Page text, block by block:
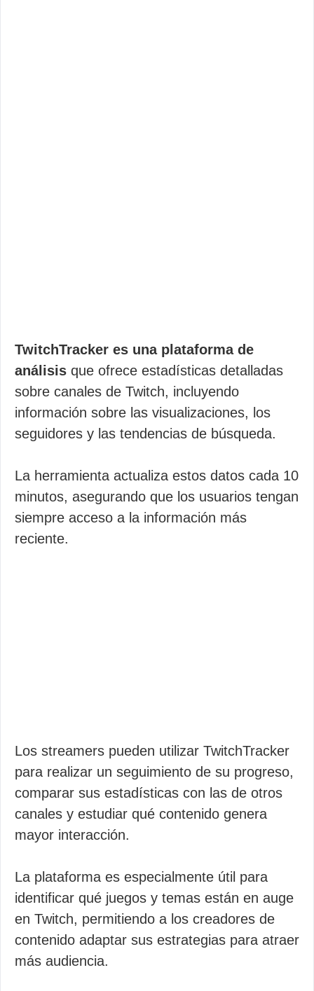
TwitchTracker es una plataforma de
análisis que ofrece estadísticas detalladas
sobre canales de Twitch, incluyendo
información sobre las visualizaciones, los
seguidores y las tendencias de búsqueda.
La herramienta actualiza estos datos cada 10
minutos, asegurando que los usuarios tengan
siempre acceso a la información más
reciente.
Los streamers pueden utilizar TwitchTracker
para realizar un seguimiento de su progreso,
comparar sus estadísticas con las de otros
canales y estudiar qué contenido genera
mayor interacción.
La plataforma es especialmente útil para
identificar qué juegos y temas están en auge
en Twitch, permitiendo a los creadores de
contenido adaptar sus estrategias para atraer
más audiencia.